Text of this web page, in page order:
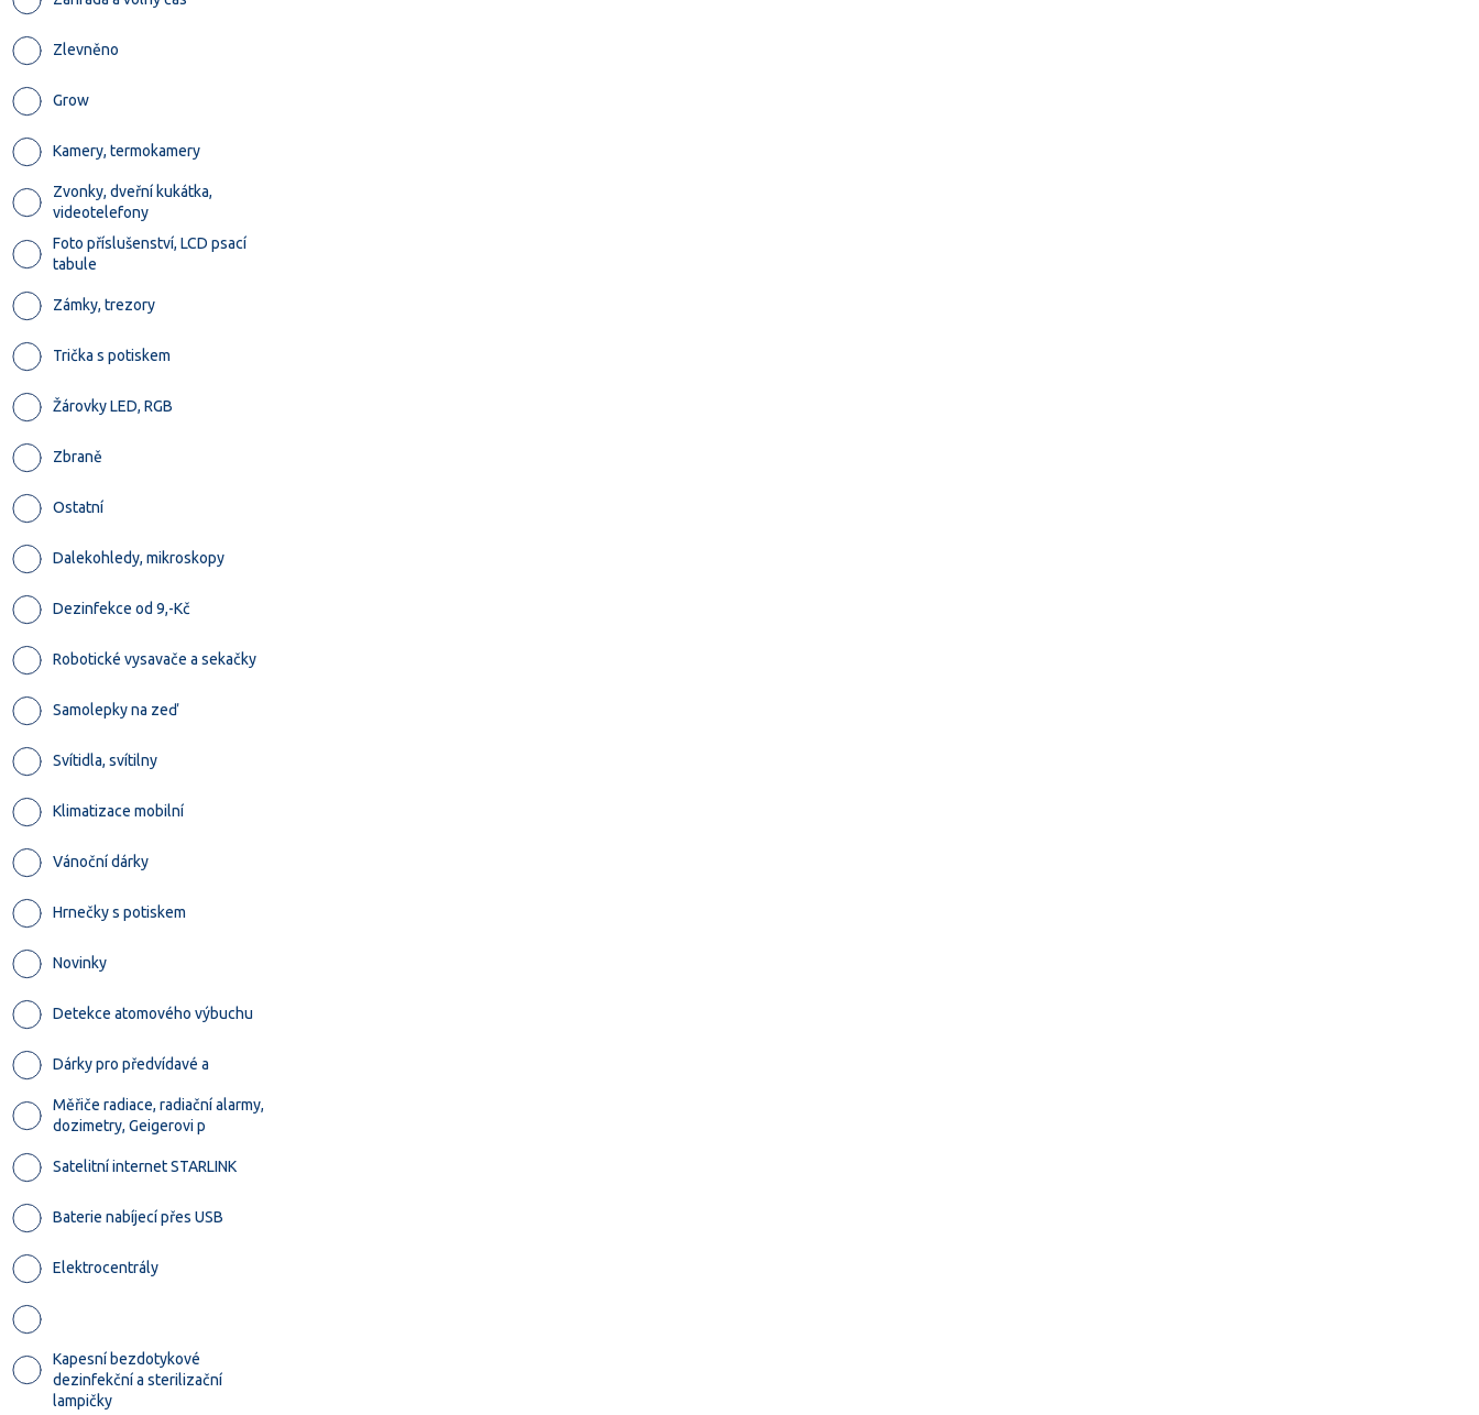
Zlevněno
Grow
Kamery, termokamery
Zvonky, dveřní kukátka,
videotelefony
Foto příslušenství, LCD psací
tabule
Zámky, trezory
Trička s potiskem
Žárovky LED, RGB
Zbraně
Ostatní
Dalekohledy, mikroskopy
Dezinfekce od 9,-Kč
Robotické vysavače a sekačky
Samolepky na zeď
Svítidla, svítilny
Klimatizace mobilní
Vánoční dárky
Hrnečky s potiskem
Novinky
Detekce atomového výbuchu
Dárky pro předvídavé a
Měřiče radiace, radiační alarmy,
dozimetry, Geigerovi p
Satelitní internet STARLINK
Baterie nabíjecí přes USB
Elektrocentrály
Kapesní bezdotykové
dezinfekční a sterilizační
lampičky